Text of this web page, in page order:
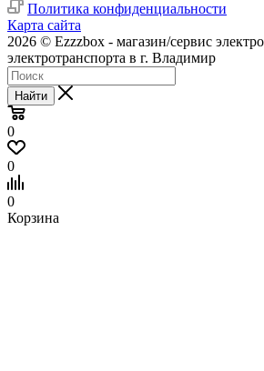
Политика конфиденциальности
Карта сайта
2026 © Ezzzbox - магазин/сервис
электротранспорта в г. Владимир
Найти
0
0
0
Корзина